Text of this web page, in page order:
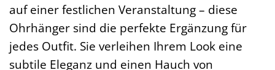
auf einer festlichen Veranstaltung – diese
Ohrhänger sind die perfekte Ergänzung für
jedes Outfit. Sie verleihen Ihrem Look eine
subtile Eleganz und einen Hauch von